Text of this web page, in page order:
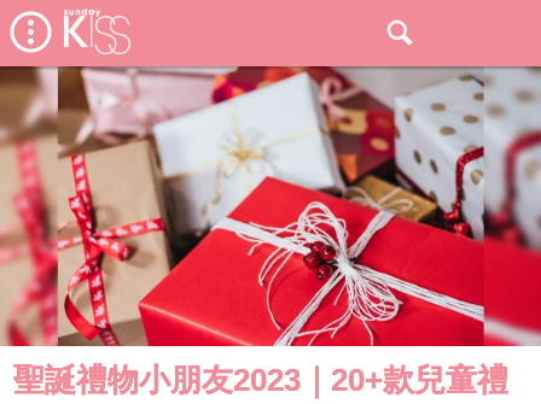
聖誕禮物小朋友2023｜20+款兒童禮